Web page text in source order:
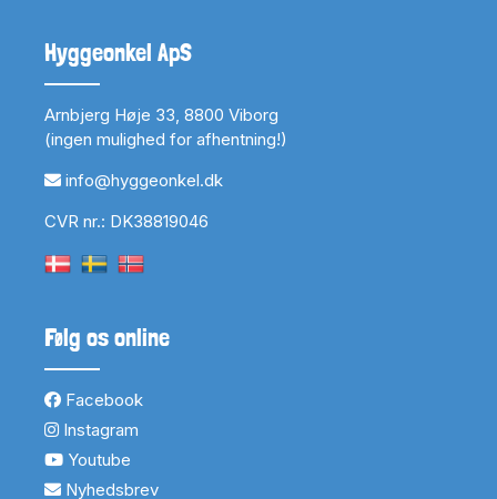
Hyggeonkel ApS
Arnbjerg Høje 33, 8800 Viborg
(ingen mulighed for afhentning!)
info@hyggeonkel.dk
CVR nr.: DK38819046
Følg os online
Facebook
Instagram
Youtube
Nyhedsbrev